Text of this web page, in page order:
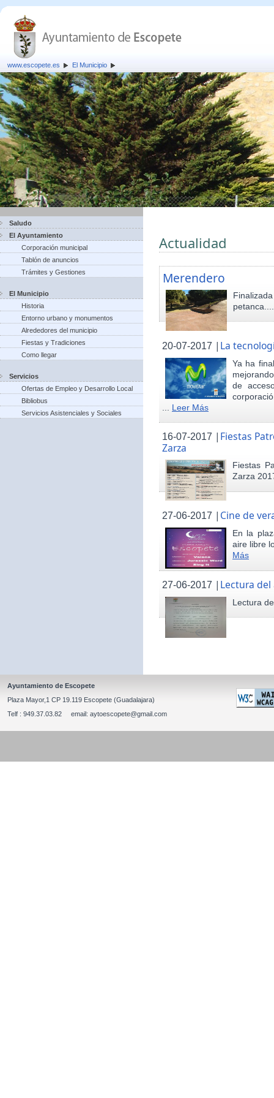
www.escopete.es El Municipio
Saludo
El Ayuntamiento
Corporación municipal
Tablón de anuncios
Trámites y Gestiones
El Municipio
Historia
Entorno urbano y monumentos
Alrededores del municipio
Fiestas y Tradiciones
Como llegar
Servicios
Ofertas de Empleo y Desarrollo Local
Bibliobus
Servicios Asistenciales y Sociales
Actualidad
Merendero
20-07-2017 | La
Ya ha
de
Leer Más
16-07-2017 | Fiestas
Zarza
Fiestas
Zarza
27-06-2017 | Cine de
En la
aire libre
Más
27-06-2017 | Lectura del
Lectura
Ayuntamiento de Escopete
Plaza Mayor,1 CP 19.119 Escopete (Guadalajara)
Telf : 949.37.03.82 email: aytoescopete@gmail.com